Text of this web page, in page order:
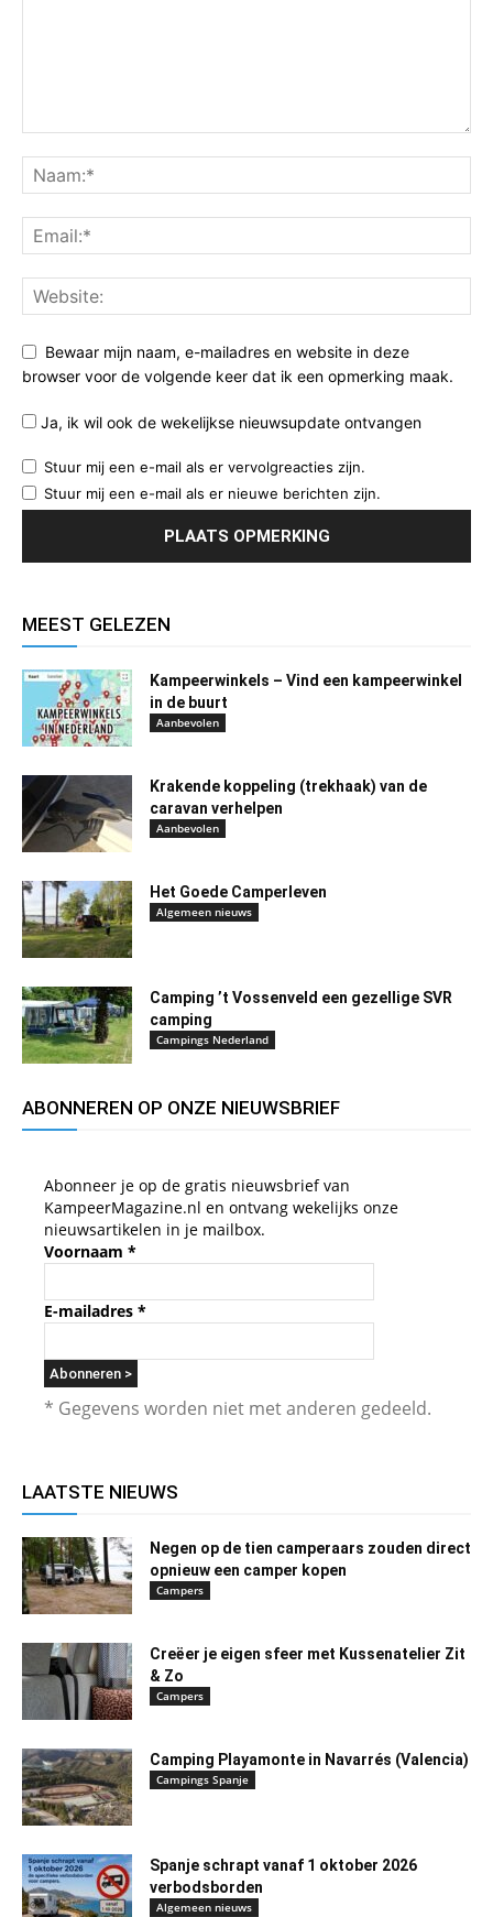
Bewaar mijn naam, e-mailadres en website in deze
browser voor de volgende keer dat ik een opmerking maak.
Ja, ik wil ook de wekelijkse nieuwsupdate ontvangen
Stuur mij een e-mail als er vervolgreacties zijn.
Stuur mij een e-mail als er nieuwe berichten zijn.
MEEST GELEZEN
Kampeerwinkels – Vind een kampeerwinkel
in de buurt
Aanbevolen
Krakende koppeling (trekhaak) van de
caravan verhelpen
Aanbevolen
Het Goede Camperleven
Algemeen nieuws
Camping ’t Vossenveld een gezellige SVR
camping
Campings Nederland
ABONNEREN OP ONZE NIEUWSBRIEF
Abonneer je op de gratis nieuwsbrief van
KampeerMagazine.nl en ontvang wekelijks onze
nieuwsartikelen in je mailbox.
Voornaam *
E-mailadres *
* Gegevens worden niet met anderen gedeeld.
LAATSTE NIEUWS
Negen op de tien camperaars zouden direct
opnieuw een camper kopen
Campers
Creëer je eigen sfeer met Kussenatelier Zit
& Zo
Campers
Camping Playamonte in Navarrés (Valencia)
Campings Spanje
Spanje schrapt vanaf 1 oktober 2026
verbodsborden
Algemeen nieuws